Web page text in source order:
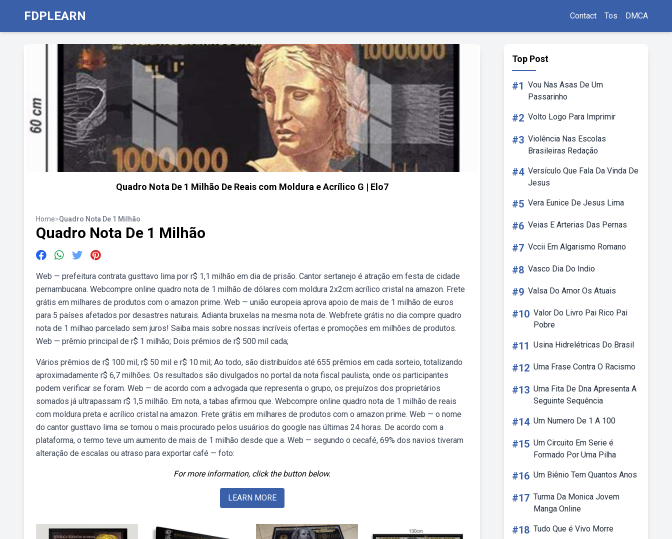
FDPLEARN Contact Tos DMCA
Quadro Nota De 1 Milhão De Reais com Moldura e Acrílico G | Elo7
Home>Quadro Nota De 1 Milhão
Quadro Nota De 1 Milhão
Web — prefeitura contrata gusttavo lima por r$ 1,1 milhão em dia de prisão. Cantor sertanejo é atração em festa de cidade
pernambucana. Webcompre online quadro nota de 1 milhão de dólares com moldura 2x2cm acrílico cristal na amazon. Frete
grátis em milhares de produtos com o amazon prime. Web — união europeia aprova apoio de mais de 1 milhão de euros
para 5 países afetados por desastres naturais. Adianta bruxelas na mesma nota de. Webfrete grátis no dia compre quadro
nota de 1 milhao parcelado sem juros! Saiba mais sobre nossas incríveis ofertas e promoções em milhões de produtos.
Web — prêmio principal de r$ 1 milhão; Dois prêmios de r$ 500 mil cada;
Vários prêmios de r$ 100 mil, r$ 50 mil e r$ 10 mil; Ao todo, são distribuídos até 655 prêmios em cada sorteio, totalizando
aproximadamente r$ 6,7 milhões. Os resultados são divulgados no portal da nota fiscal paulista, onde os participantes
podem verificar se foram. Web — de acordo com a advogada que representa o grupo, os prejuízos dos proprietários
somados já ultrapassam r$ 1,5 milhão. Em nota, a tabas afirmou que. Webcompre online quadro nota de 1 milhão de reais
com moldura preta e acrílico cristal na amazon. Frete grátis em milhares de produtos com o amazon prime. Web — o nome
do cantor gusttavo lima se tornou o mais procurado pelos usuários do google nas últimas 24 horas. De acordo com a
plataforma, o termo teve um aumento de mais de 1 milhão desde que a. Web — segundo o cecafé, 69% dos navios tiveram
alteração de escalas ou atraso para exportar café — foto:
For more information, click the button below.
LEARN MORE
Top Post
#1 Vou Nas Asas De Um
Passarinho
#2 Volto Logo Para Imprimir
#3 Violência Nas Escolas
Brasileiras Redação
#4 Versículo Que Fala Da Vinda De
Jesus
#5 Vera Eunice De Jesus Lima
#6 Veias E Arterias Das Pernas
#7 Vccii Em Algarismo Romano
#8 Vasco Dia Do Indio
#9 Valsa Do Amor Os Atuais
#10 Valor Do Livro Pai Rico Pai
Pobre
#11 Usina Hidrelétricas Do Brasil
#12 Uma Frase Contra O Racismo
#13 Uma Fita De Dna Apresenta A
Seguinte Sequência
#14 Um Numero De 1 A 100
#15 Um Circuito Em Serie é
Formado Por Uma Pilha
#16 Um Biênio Tem Quantos Anos
#17 Turma Da Monica Jovem
Manga Online
#18 Tudo Que é Vivo Morre